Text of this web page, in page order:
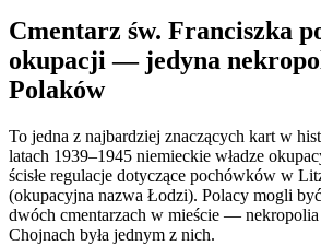
Cmentarz św. Franciszka
okupacji — jedyna
Polaków
To jedna z najbardziej znaczących kart w
latach 1939–1945 niemieckie władze
ścisłe regulacje dotyczące pochówków w
(okupacyjna nazwa Łodzi). Polacy mogli
dwóch cmentarzach w mieście — nekropolia
Chojnach była jednym z nich.